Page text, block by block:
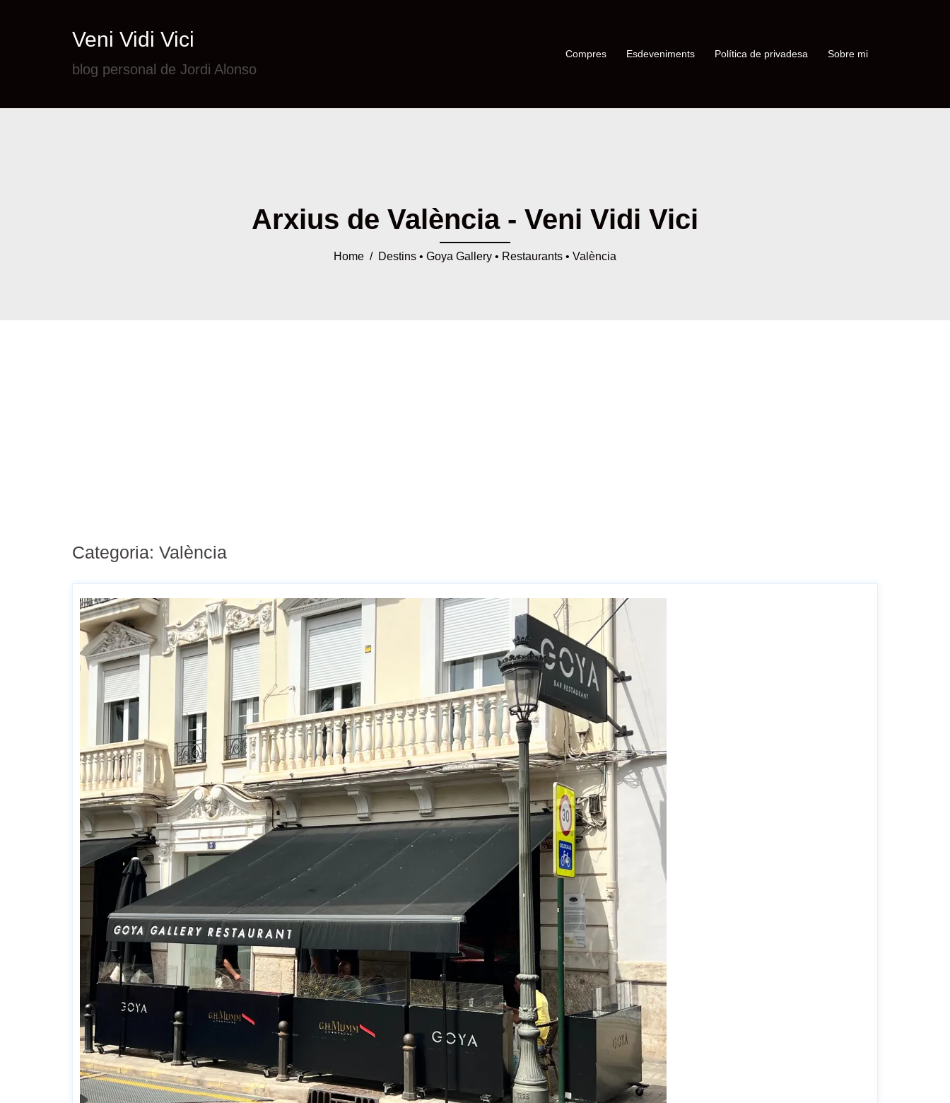
Veni Vidi Vici
blog personal de Jordi Alonso
Compres Esdeveniments Política de privadesa Sobre mi
Arxius de València - Veni Vidi Vici
Home / Destins • Goya Gallery • Restaurants • València
Categoria: València